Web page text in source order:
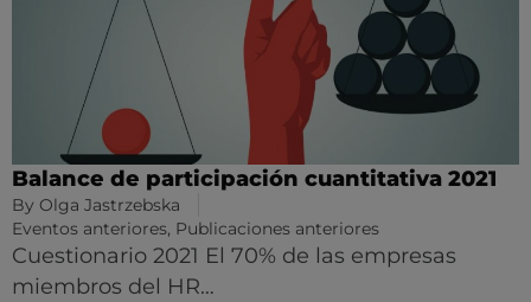
Balance de participación cuantitativa 2021
By Olga Jastrzebska
Eventos anteriores, Publicaciones anteriores
Cuestionario 2021 El 70% de las empresas
miembros del HR…